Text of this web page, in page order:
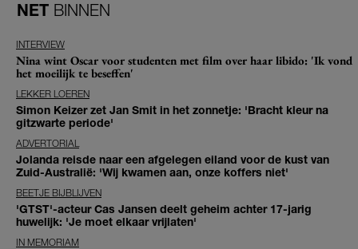
NET BINNEN
INTERVIEW
Nina wint Oscar voor studenten met film over haar libido: 'Ik vond
het moeilijk te beseffen'
LEKKER LOEREN
Simon Keizer zet Jan Smit in het zonnetje: 'Bracht kleur na
gitzwarte periode'
ADVERTORIAL
Jolanda reisde naar een afgelegen eiland voor de kust van
Zuid-Australië: 'Wij kwamen aan, onze koffers niet'
BEETJE BIJBLIJVEN
'GTST'-acteur Cas Jansen deelt geheim achter 17-jarig
huwelijk: 'Je moet elkaar vrijlaten'
IN MEMORIAM